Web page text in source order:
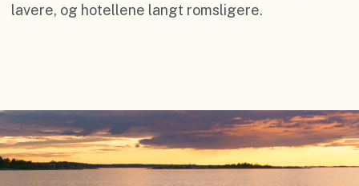
lavere, og hotellene langt romsligere.